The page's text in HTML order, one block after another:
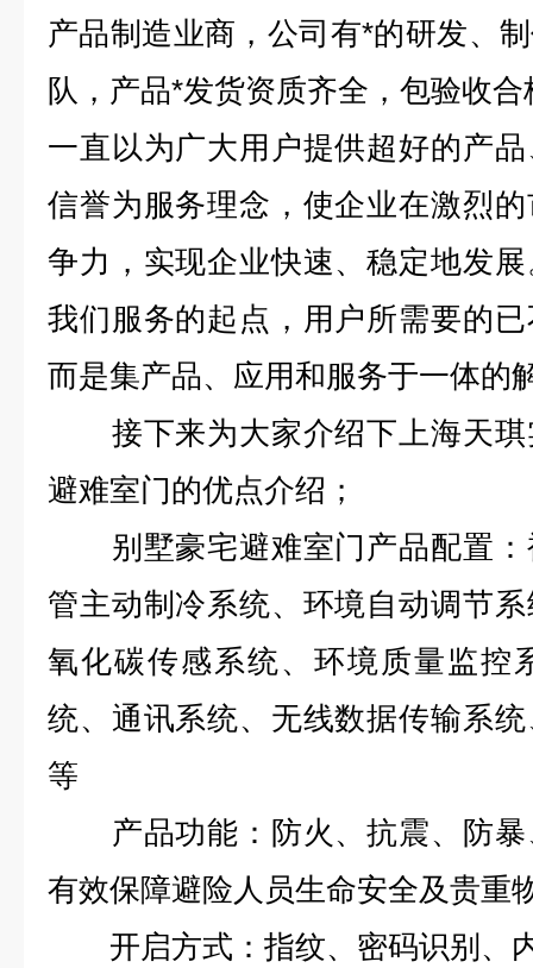
产品制造业商，公司有*的研发、
队，产品*发货资质齐全，包验收
一直以为广大用户提供超好的产
信誉为服务理念，使企业在激烈
争力，实现企业快速、稳定地发
我们服务的起点，用户所需要的
而是集产品、应用和服务于一体的
接下来为大家介绍下上海天琪
避难室门的优点介绍；
别墅豪宅避难室门产品配置：
管主动制冷系统、环境自动调节
氧化碳传感系统、环境质量监控
统、通讯系统、无线数据传输系
等
产品功能：防火、抗震、防暴
有效保障避险人员生命安全及贵重
开启方式：指纹、密码识别、